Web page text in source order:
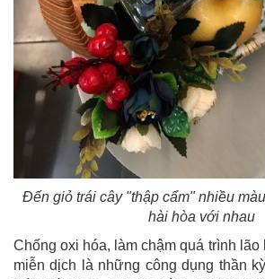
Đến giỏ trái cây "thập cẩm" nhiều
hài hòa với nhau
Chống oxi hóa, làm chậm quá trình
miễn dịch là những công dụng thần